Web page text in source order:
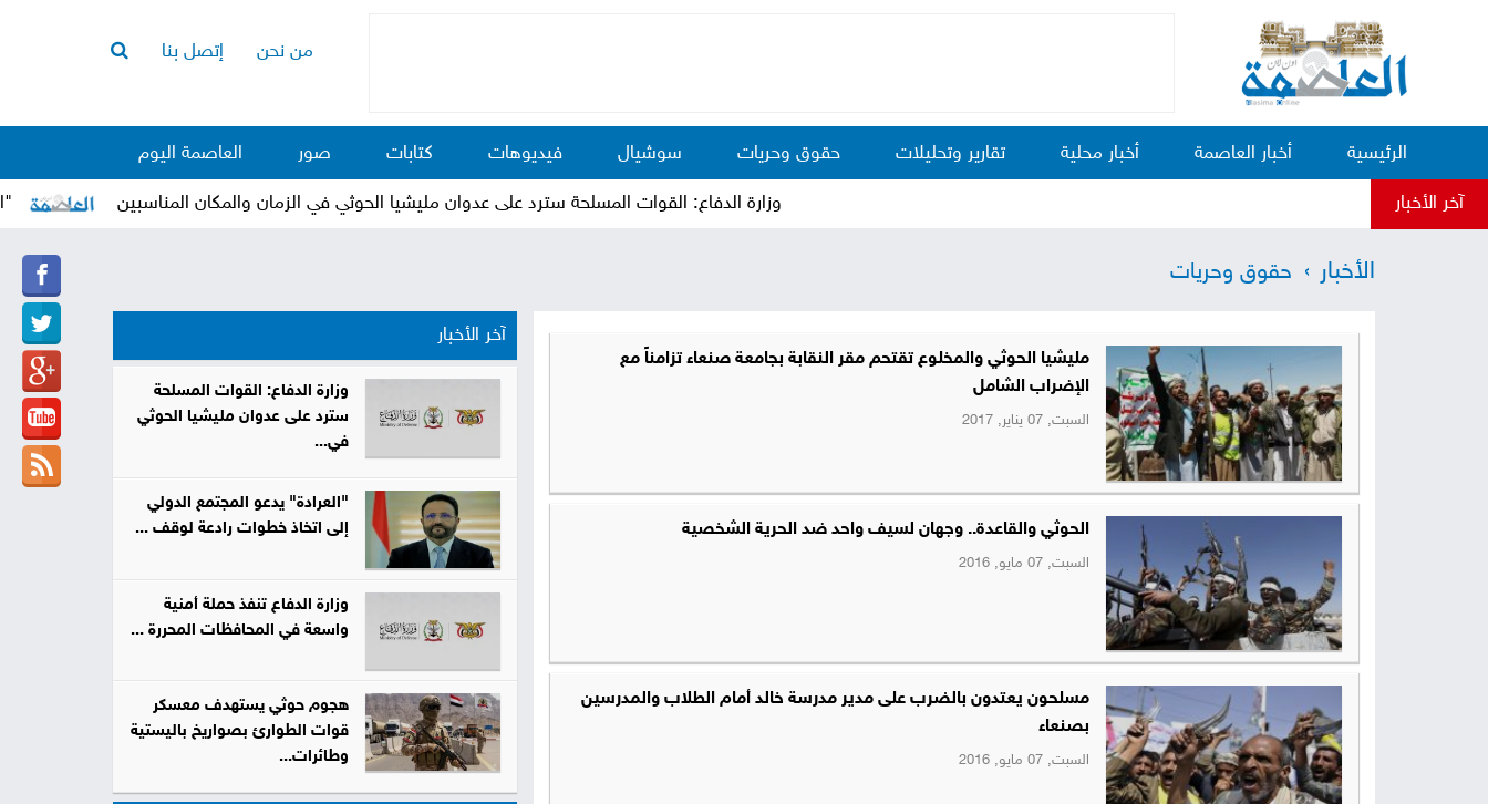
أخبار
تقارير
وتحليلات
حقوق
وحريات
سوشيال
كتابات
فيديوهات
من نحن إتصل بنا
الرئيسية أخبار العاصمة أخبار محلية تقارير وتحليلات حقوق وحريات سوشيال فيديوهات كتابات صور العاصمة اليوم
آخر الأخبار وزارة الدفاع: القوات المسلحة سترد على عدوان مليشيا الحوثي في الزمان والمكان المناسبين
الأخبار حقوق وحريات
مليشيا الحوثي والمخلوع تقتحم مقر النقابة بجامعة صنعاء تزامناً مع
الإضراب الشامل
السبت, 07 يناير, 2017
الحوثي والقاعدة.. وجهان لسيف واحد ضد الحرية الشخصية
السبت, 07 مايو, 2016
مسلحون يعتدون بالضرب على مدير مدرسة خالد أمام الطلاب والمدرسين
بصنعاء
السبت, 07 مايو, 2016
آخر الأخبار
وزارة الدفاع: القوات المسلحة
سترد على عدوان مليشيا الحوثي
في...
"العرادة" يدعو المجتمع الدولي
إلى اتخاذ خطوات رادعة لوقف ...
وزارة الدفاع تنفذ حملة أمنية
واسعة في المحافظات المحررة ...
هجوم حوثي يستهدف معسكر
قوات الطوارئ بصواريخ باليستية
وطائرات...